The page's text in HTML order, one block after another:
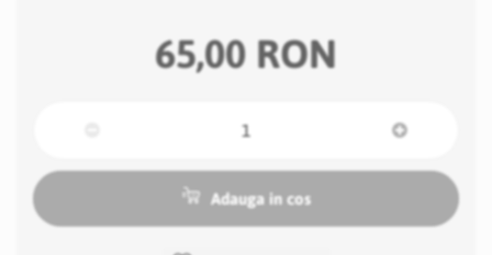
65,00 RON
Adauga in cos